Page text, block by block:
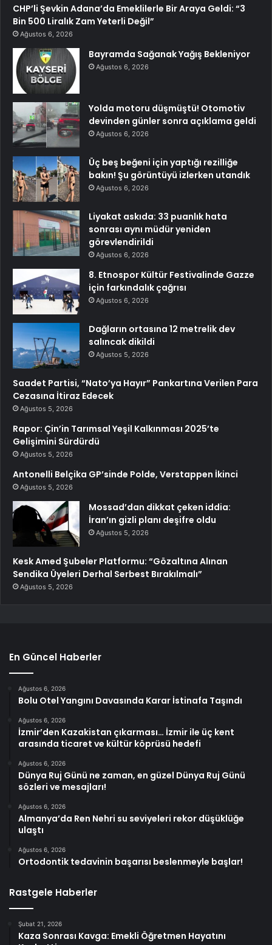
CHP’li Şevkin Adana’da Emeklilerle Bir Araya Geldi: “3
Bin 500 Liralık Zam Yeterli Değil”
Ağustos 6, 2026
Bayramda Sağanak Yağış Bekleniyor
Ağustos 6, 2026
Yolda motoru düşmüştü! Otomotiv
devinden günler sonra açıklama geldi
Ağustos 6, 2026
Üç beş beğeni için yaptığı rezilliğe
bakın! Şu görüntüyü izlerken utandık
Ağustos 6, 2026
Liyakat askıda: 33 puanlık hata
sonrası aynı müdür yeniden
görevlendirildi
Ağustos 6, 2026
8. Etnospor Kültür Festivalinde Gazze
için farkındalık çağrısı
Ağustos 6, 2026
Dağların ortasına 12 metrelik dev
salıncak dikildi
Ağustos 5, 2026
Saadet Partisi, “Nato’ya Hayır” Pankartına Verilen Para
Cezasına İtiraz Edecek
Ağustos 5, 2026
Rapor: Çin’in Tarımsal Yeşil Kalkınması 2025’te
Gelişimini Sürdürdü
Ağustos 5, 2026
Antonelli Belçika GP’sinde Polde, Verstappen İkinci
Ağustos 5, 2026
Mossad’dan dikkat çeken iddia:
İran’ın gizli planı deşifre oldu
Ağustos 5, 2026
Kesk Amed Şubeler Platformu: “Gözaltına Alınan
Sendika Üyeleri Derhal Serbest Bırakılmalı”
Ağustos 5, 2026
En Güncel Haberler
Ağustos 6, 2026
Bolu Otel Yangını Davasında Karar İstinafa Taşındı
Ağustos 6, 2026
İzmir’den Kazakistan çıkarması… İzmir ile üç kent
arasında ticaret ve kültür köprüsü hedefi
Ağustos 6, 2026
Dünya Ruj Günü ne zaman, en güzel Dünya Ruj Günü
sözleri ve mesajları!
Ağustos 6, 2026
Almanya’da Ren Nehri su seviyeleri rekor düşüklüğe
ulaştı
Ağustos 6, 2026
Ortodontik tedavinin başarısı beslenmeyle başlar!
Rastgele Haberler
Şubat 21, 2026
Kaza Sonrası Kavga: Emekli Öğretmen Hayatını